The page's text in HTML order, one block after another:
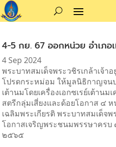
4-5 กย. 67 ออกหน่วย อำเภอ
4 Sep 2024
พระบาทสมเด็จพระวชิรเกล้าเจ้า
โปรดกระหม่อม ให้มูลนิธิกาญจน
เต้านมโดยเครื่องเอกซเรย์เต้าน
สตรีกลุ่มเสี่ยงและด้อยโอกาส ๔
เฉลิมพระเกียรติ พระบาทสมเด็จพ
โอกาสเจริญพระชนมพรรษาคร
๒๕๖๕